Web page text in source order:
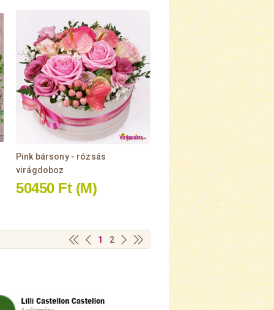
Pink bársony - rózsás
virágdoboz
50450 Ft (M)
1 2